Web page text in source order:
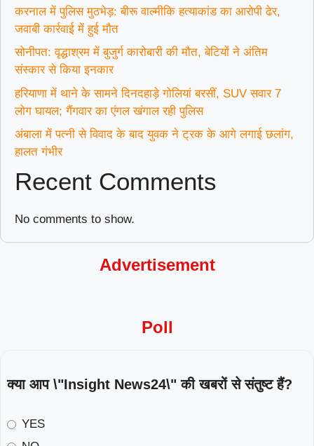
करनाल में पुलिस मुठभेड़: बीरू वाल्मीकि हत्याकांड का आरोपी ढेर,
जवाबी कार्रवाई में हुई मौत
सोनीपत: वृद्धाश्रम में बुजुर्ग कारोबारी की मौत, बेटियों ने अंतिम
संस्कार से किया इनकार
हरियाणा में थाने के सामने दिनदहाड़े गोलियां बरसीं, SUV सवार 7
लोग घायल; गैंगवार का एंगल खंगाल रही पुलिस
अंबाला में पत्नी से विवाद के बाद युवक ने ट्रक के आगे लगाई छलांग,
हालत गंभीर
Recent Comments
No comments to show.
Advertisement
Poll
क्या आप \"Insight News24\" की खबरों से संतुष्ट हैं?
YES